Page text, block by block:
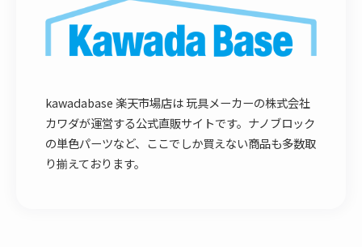
kawadabase 楽天市場店は 玩具メーカーの株式会社
カワダが運営する公式直販サイトです。ナノブロック
の単色パーツなど、ここでしか買えない商品も多数取
り揃えております。